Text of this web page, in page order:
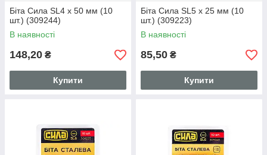
Біта Сила SL4 x 50 мм (10
шт.) (309244)
В наявності
148,20 ₴
Купити
Біта Сила SL5 x 25 мм (10
шт.) (309223)
В наявності
85,50 ₴
Купити